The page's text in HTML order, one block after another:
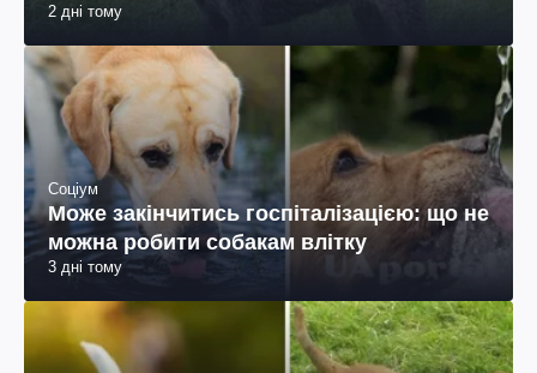
2 дні тому
Соціум
Може закінчитись госпіталізацією: що не
можна робити собакам влітку
3 дні тому